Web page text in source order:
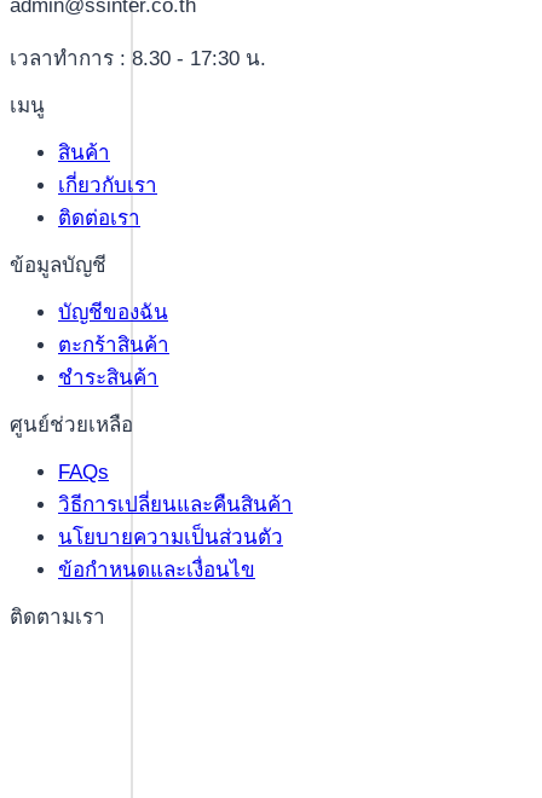
admin@ssinter.co.th
เวลาทำการ : 8.30 - 17:30 น.
เมนู
สินค้า
เกี่ยวกับเรา
ติดต่อเรา
ข้อมูลบัญชี
บัญชีของฉัน
ตะกร้าสินค้า
ชำระสินค้า
ศูนย์ช่วยเหลือ
FAQs
วิธีการเปลี่ยนและคืนสินค้า
นโยบายความเป็นส่วนตัว
ข้อกำหนดและเงื่อนไข
ติดตามเรา